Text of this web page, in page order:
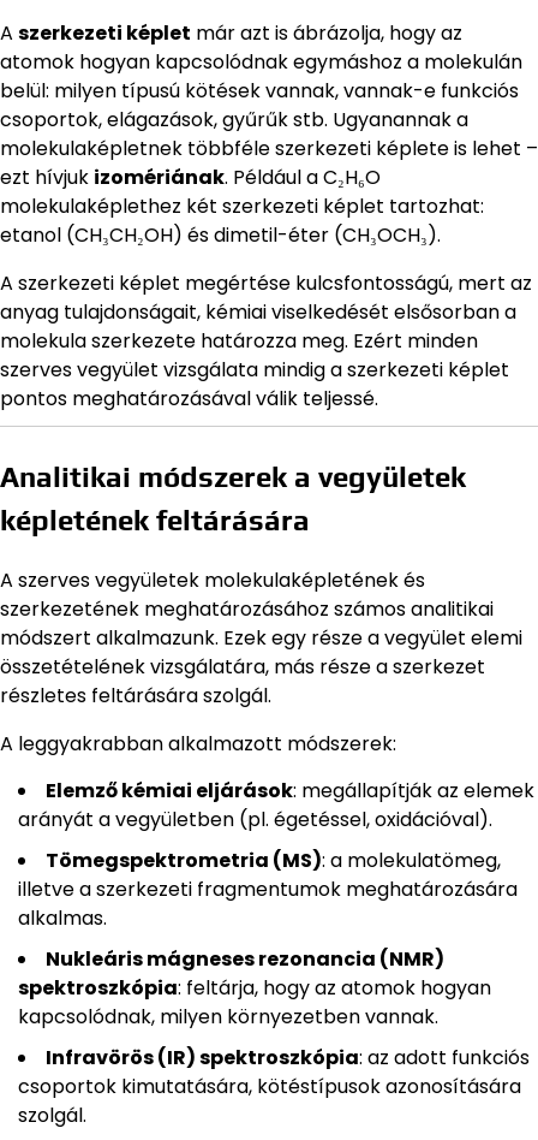
A szerkezeti képlet már azt is ábrázolja, hogy az
atomok hogyan kapcsolódnak egymáshoz a molekulán
belül: milyen típusú kötések vannak, vannak-e funkciós
csoportok, elágazások, gyűrűk stb. Ugyanannak a
molekulaképletnek többféle szerkezeti képlete is lehet –
ezt hívjuk izomériának. Például a C₂H₆O
molekulaképlethez két szerkezeti képlet tartozhat:
etanol (CH₃CH₂OH) és dimetil-éter (CH₃OCH₃).
A szerkezeti képlet megértése kulcsfontosságú, mert az
anyag tulajdonságait, kémiai viselkedését elsősorban a
molekula szerkezete határozza meg. Ezért minden
szerves vegyület vizsgálata mindig a szerkezeti képlet
pontos meghatározásával válik teljessé.
Analitikai módszerek a vegyületek
képletének feltárására
A szerves vegyületek molekulaképletének és
szerkezetének meghatározásához számos analitikai
módszert alkalmazunk. Ezek egy része a vegyület elemi
összetételének vizsgálatára, más része a szerkezet
részletes feltárására szolgál.
A leggyakrabban alkalmazott módszerek:
Elemző kémiai eljárások: megállapítják az elemek
arányát a vegyületben (pl. égetéssel, oxidációval).
Tömegspektrometria (MS): a molekulatömeg,
illetve a szerkezeti fragmentumok meghatározására
alkalmas.
Nukleáris mágneses rezonancia (NMR)
spektroszkópia: feltárja, hogy az atomok hogyan
kapcsolódnak, milyen környezetben vannak.
Infravörös (IR) spektroszkópia: az adott funkciós
csoportok kimutatására, kötéstípusok azonosítására
szolgál.